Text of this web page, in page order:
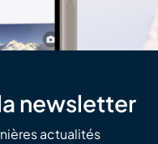
newsletter
actualités